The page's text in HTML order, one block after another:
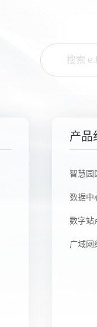
产品
智慧园
数据中
数字站
广域网